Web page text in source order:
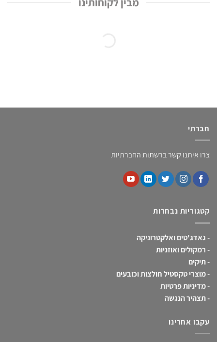
חברתי
צרו איתנו קשר ברשתות החברתיות
קטגוריות נבחרות
-גאדג'טים ואלקטרוניקה
-רמקולים ואוזניות
-תיקים
-מוצרי טקסטיל חולצות וכובעים
-מדיניות פרטיות
-תצהיר הנגשה
עקבו אחרינו